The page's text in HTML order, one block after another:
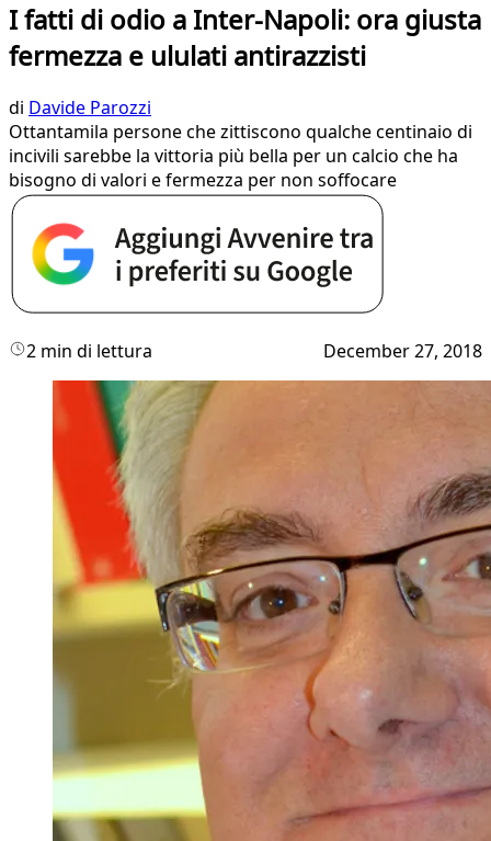
I fatti di odio a Inter-Napoli: ora giusta
fermezza e ululati antirazzisti
di Davide Parozzi
Ottantamila persone che zittiscono qualche centinaio di
incivili sarebbe la vittoria più bella per un calcio che ha
bisogno di valori e fermezza per non soffocare
2 min di lettura December 27, 2018